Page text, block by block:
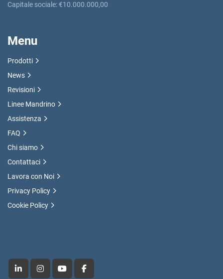
linkedininstagramyoutubefacebook
Capitale sociale: €10.000.000,00
Menu
Prodotti
News
Revisioni
Linee Mandrino
Assistenza
FAQ
Chi siamo
Contattaci
Lavora con Noi
Privacy Policy
Cookie Policy